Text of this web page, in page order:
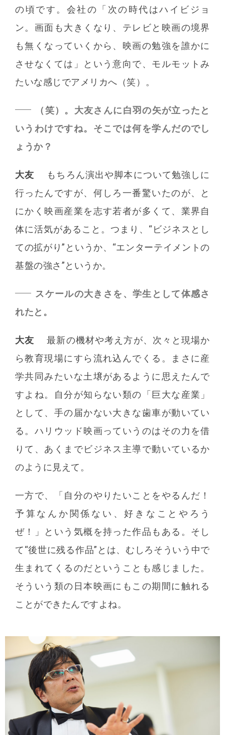
の頃です。会社の「次の時代はハイビジョ
ン。画面も大きくなり、テレビと映画の境界
も無くなっていくから、映画の勉強を誰かに
させなくては」という意向で、モルモットみ
たいな感じでアメリカへ（笑）。
（笑）。大友さんに白羽の矢が立ったと
いうわけですね。そこでは何を学んだのでし
ょうか？
大友
もちろん演出や脚本について勉強しに
行ったんですが、何しろ一番驚いたのが、と
にかく映画産業を志す若者が多くて、業界自
体に活気があること。つまり、“ビジネスとし
ての拡がり”というか、“エンターテイメントの
基盤の強さ”というか。
スケールの大きさを、学生として体感さ
れたと。
大友
最新の機材や考え方が、次々と現場か
ら教育現場にすら流れ込んでくる。まさに産
学共同みたいな土壌があるように思えたんで
すよね。自分が知らない類の「巨大な産業」
として、手の届かない大きな歯車が動いてい
る。ハリウッド映画っていうのはその力を借
りて、あくまでビジネス主導で動いているか
のように見えて。
一方で、「自分のやりたいことをやるんだ！
予算なんか関係ない、好きなことやろう
ぜ！」という気概を持った作品もある。そし
て“後世に残る作品”とは、むしろそういう中で
生まれてくるのだということも感じました。
そういう類の日本映画にもこの期間に触れる
ことができたんですよね。